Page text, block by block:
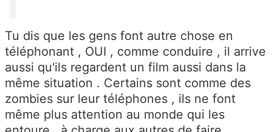
Tu dis que les gens font autre chose en
téléphonant , OUI , comme conduire , il arrive
aussi qu'ils regardent un film aussi dans la
même situation . Certains sont comme des
zombies sur leur téléphones , ils ne font
même plus attention au monde qui les